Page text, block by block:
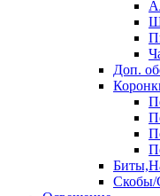
Доп.
Скобы/